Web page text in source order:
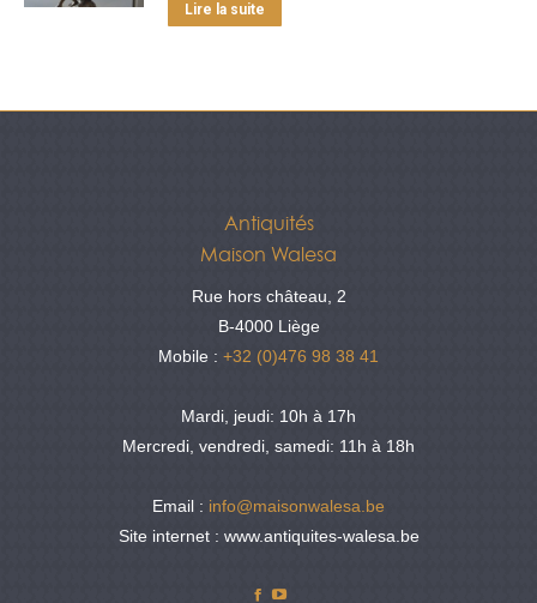
Lire la suite
Antiquités
Maison Walesa
Rue hors château, 2
B-4000 Liège
Mobile : +32 (0)476 98 38 41
Mardi, jeudi: 10h à 17h
Mercredi, vendredi, samedi: 11h à 18h
Email : info@maisonwalesa.be
Site internet : www.antiquites-walesa.be
Facebook